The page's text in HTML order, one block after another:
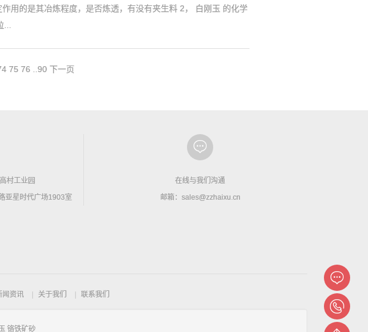
用的是其冶炼程度，是否炼透，有没有夹生料 2， 白刚玉 的化学
75 76 90 下一页
村工业园
亚星时代广场1903室
在线与我们沟通
邮箱：sales@zzhaixu.cn
闻资讯 关于我们 联系我们
铬铁矿砂